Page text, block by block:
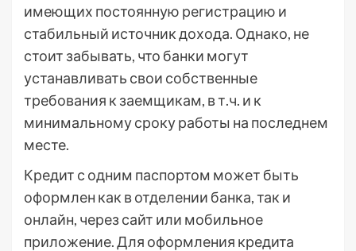
имеющих постоянную регистрацию и
стабильный источник дохода. Однако, не
стоит забывать, что банки могут
устанавливать свои собственные
требования к заемщикам, в т.ч. и к
минимальному сроку работы на последнем
месте.
Кредит с одним паспортом может быть
оформлен как в отделении банка, так и
онлайн, через сайт или мобильное
приложение. Для оформления кредита